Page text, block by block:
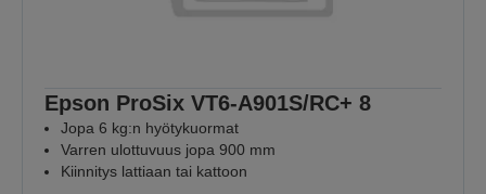
Epson ProSix VT6-A901S/RC+ 8
Jopa 6 kg:n hyötykuormat
Varren ulottuvuus jopa 900 mm
Kiinnitys lattiaan tai kattoon